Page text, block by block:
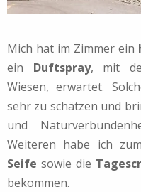
Mich hat im Zimmer ein
ein Duftspray, mit
Wiesen, erwartet.
sehr zu schätzen und
und
Weiteren habe ich
Seife sowie die
bekommen.